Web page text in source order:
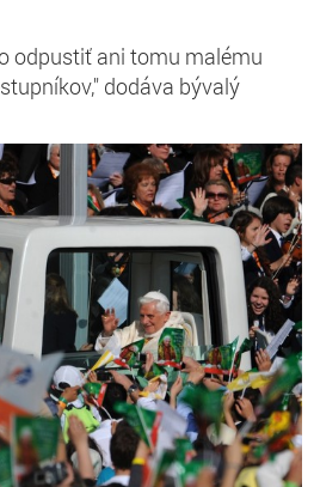
odpustiť ani tomu malému
dodáva bývalý